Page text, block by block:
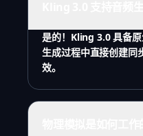
是的！Kling 3.0 具备
生成过程中直接创建同
效。